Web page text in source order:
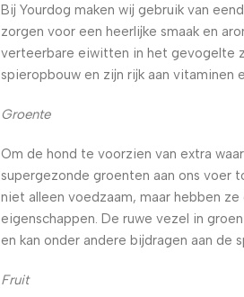
Bij Yourdog maken wij gebruik van
zorgen voor een heerlijke smaak en
verteerbare eiwitten in het gevogelte
spieropbouw en zijn rijk aan vitaminen
Groente
Om de hond te voorzien van extra
supergezonde groenten aan ons voer
niet alleen voedzaam, maar hebben
eigenschappen. De ruwe vezel in
en kan onder andere bijdragen aan de
Fruit